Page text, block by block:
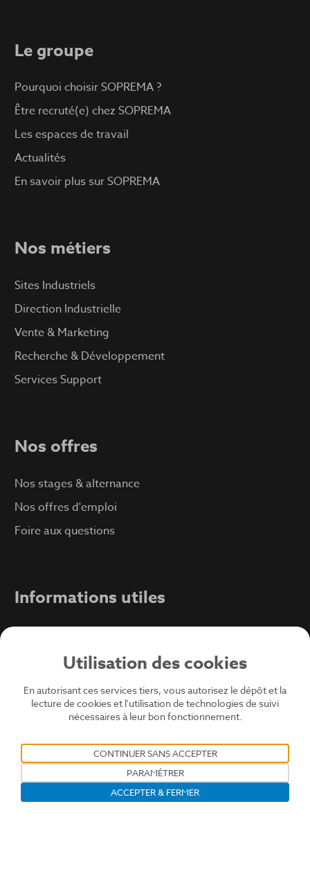
Le groupe
Pourquoi choisir SOPREMA ?
Être recruté(e) chez SOPREMA
Les espaces de travail
Actualités
En savoir plus sur SOPREMA
Nos métiers
Sites Industriels
Direction Industrielle
Vente & Marketing
Recherche & Développement
Services Support
Nos offres
Nos stages & alternance
Nos offres d'emploi
Foire aux questions
Informations utiles
Conditions générales d'utilisation
Politique cookies
Utilisation des cookies
En autorisant ces services tiers, vous autorisez le dépôt et la
lecture de cookies et l'utilisation de technologies de suivi
nécessaires à leur bon fonctionnement.
CONTINUER SANS ACCEPTER
PARAMÉTRER
ACCEPTER & FERMER